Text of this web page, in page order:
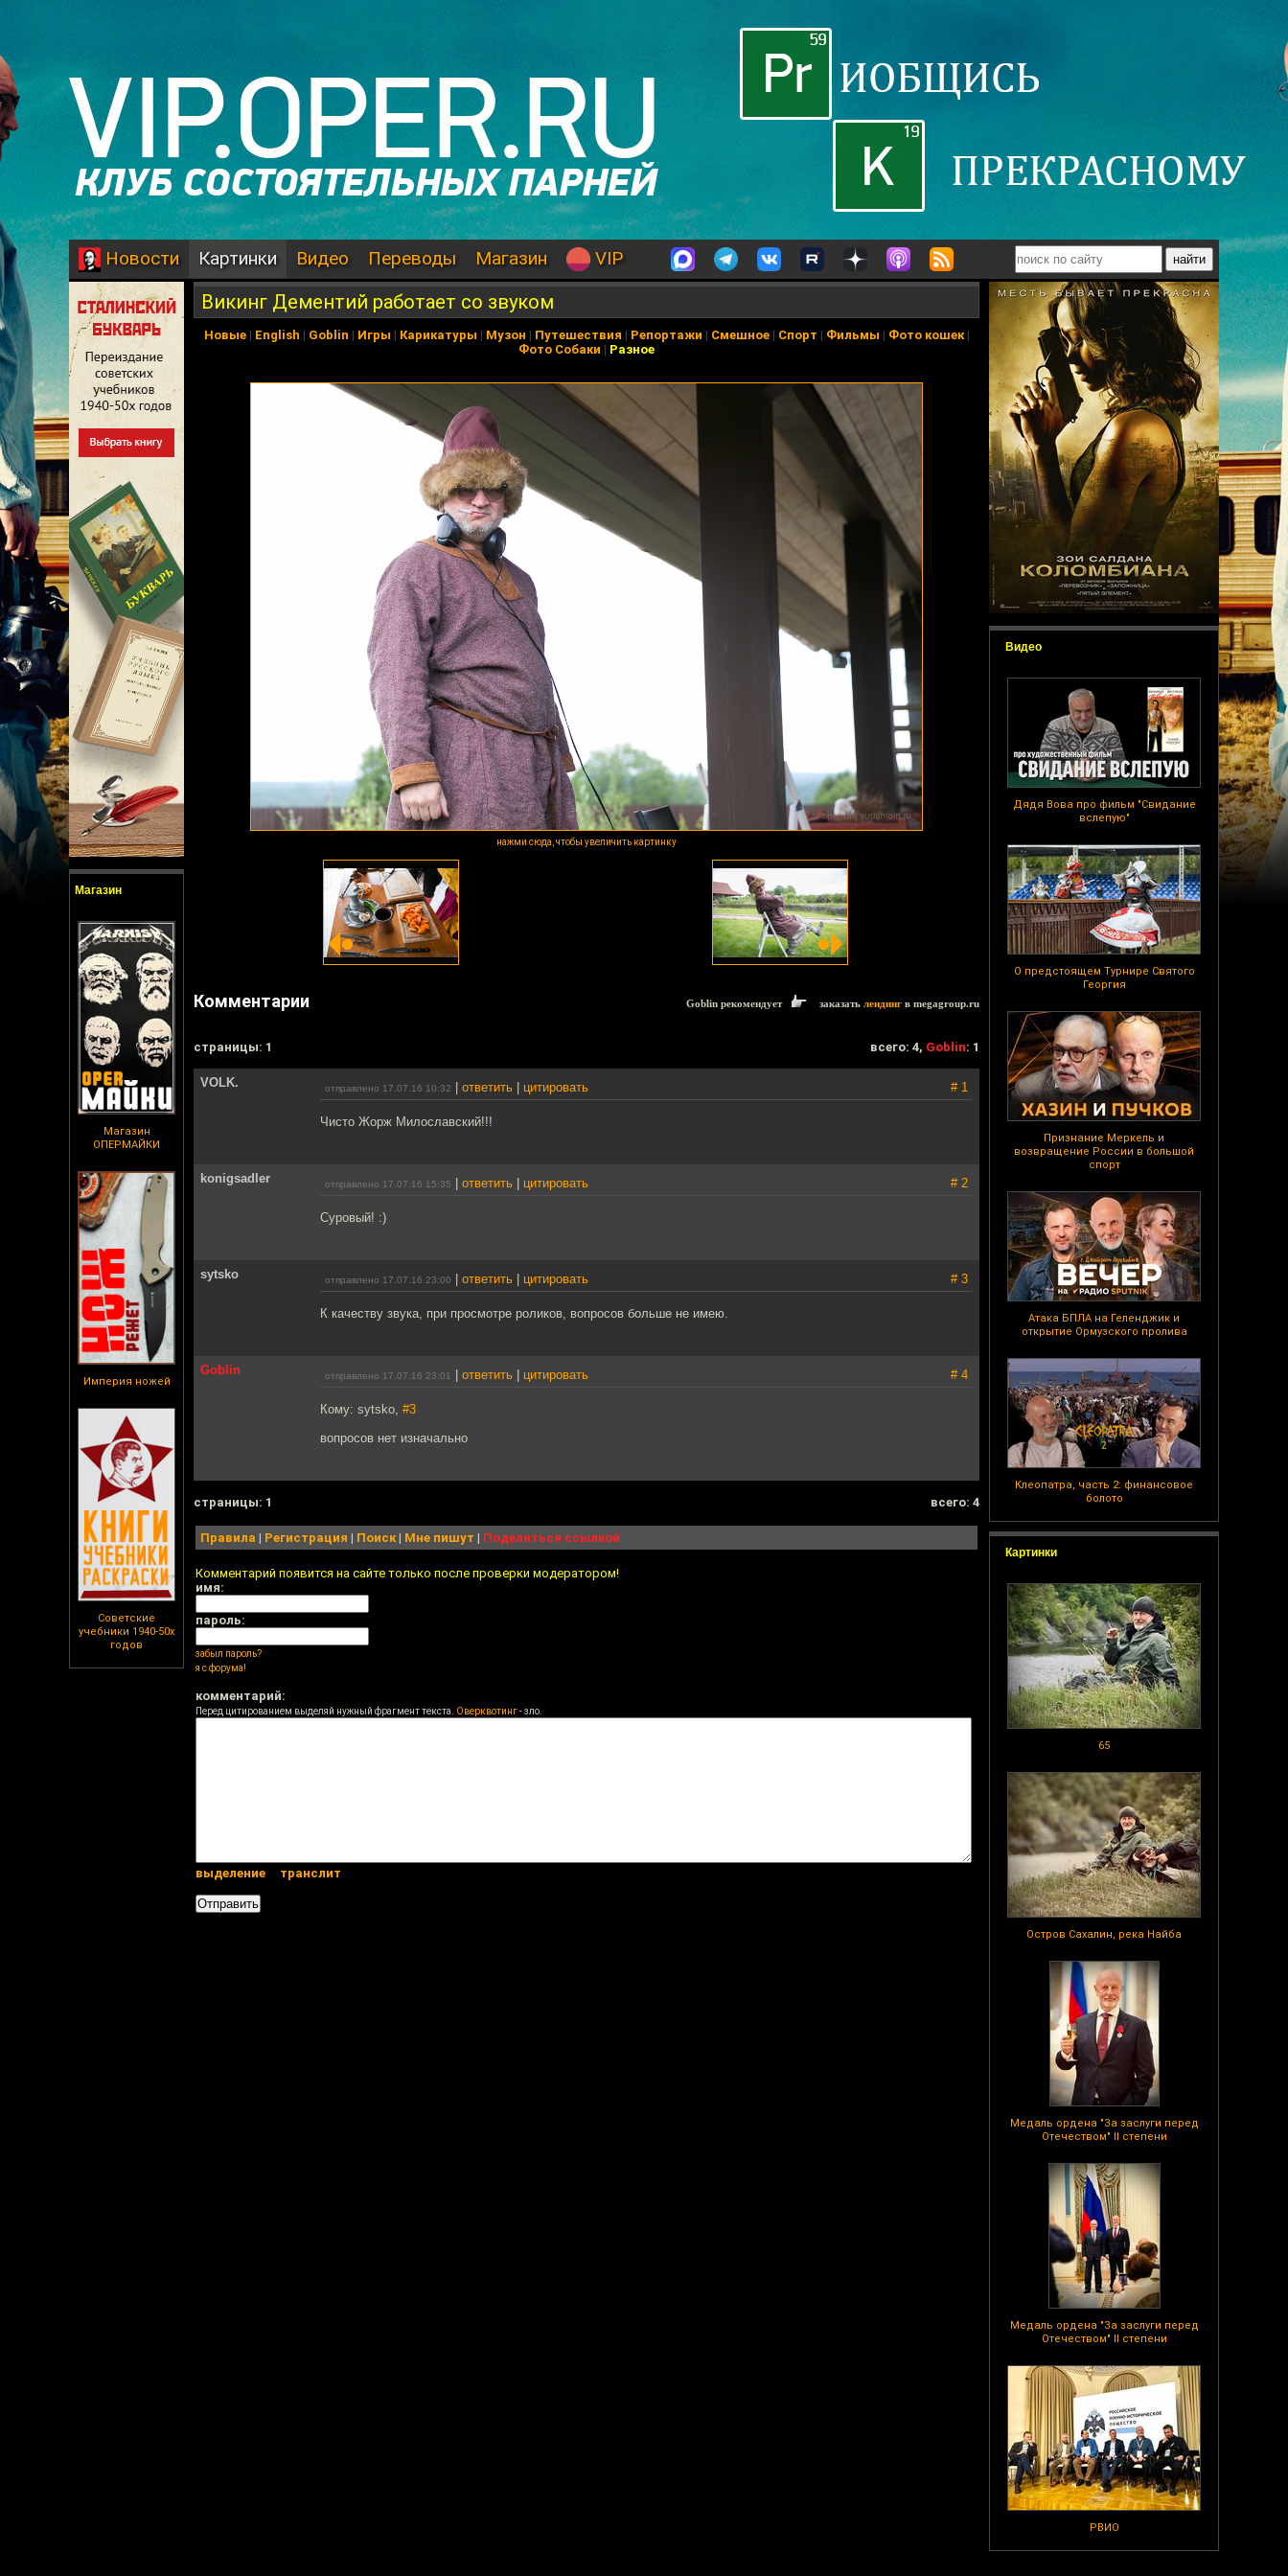
Новости Картинки Видео Переводы Магазин VIP
Магазин
Магазин
ОПЕРМАЙКИ
Империя ножей
Советские
учебники 1940-50х
годов
Видео
Дядя Вова про фильм "Свидание
вслепую"
О предстоящем Турнире Святого
Георгия
Признание Меркель и
возвращение России в большой
спорт
Атака БПЛА на Геленджик и
открытие Ормузского пролива
Клеопатра, часть 2: финансовое
болото
Картинки
65
Остров Сахалин, река Найба
Медаль ордена "За заслуги перед
Отечеством" II степени
Медаль ордена "За заслуги перед
Отечеством" II степени
РВИО
Викинг Дементий работает со звуком
Новые| English | Goblin | Игры | Карикатуры | Музон | Путешествия | Репортажи | Смешное| Спорт | Фильмы | Фото кошек|
Фото Собаки | Разное
нажми сюда, чтобы увеличить картинку
Комментарии Goblin рекомендует заказать лендинг в megagroup.ru
cтраницы: 1 всего: 4, Goblin: 1
VOLK. отправлено 17.07.16 10:32 ответить цитировать # 1
Чисто Жорж Милославский!!!
konigsadler отправлено 17.07.16 15:35 ответить цитировать # 2
Суровый! :)
sytsko отправлено 17.07.16 23:00 ответить цитировать # 3
К качеству звука, при просмотре роликов, вопросов больше не имею.
Goblin отправлено 17.07.16 23:01 ответить цитировать # 4
Кому: sytsko, #3
вопросов нет изначально
cтраницы: 1 всего: 4
Правила | Регистрация | Поиск| Мне пишут | Поделиться ссылкой
Комментарий появится на сайте только после проверки модератором!
имя:
пароль:
забыл пароль?
я с форума!
комментарий:
Перед цитированием выделяй нужный фрагмент текста. Оверквотинг- зло.
выделение транслит